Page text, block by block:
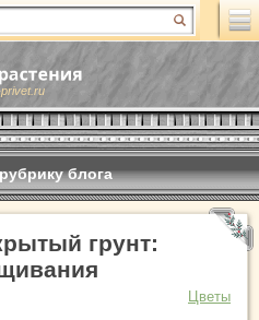
блога
грунт:
Цветы